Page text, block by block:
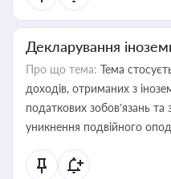
Декларування
Про що тема: Тема
доходів, отриманих з
податкових зобов’язань та
уникнення подвійного